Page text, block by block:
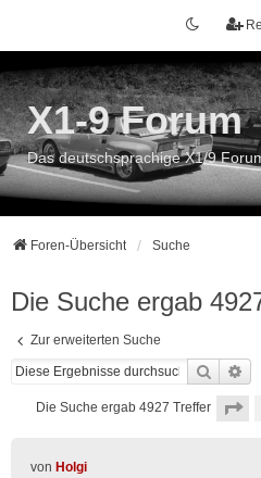
X1-9 Forum
Das deutschsprachige X1/9
Foren-Übersicht Suche
Die Suche ergab
Zur erweiterten Suche
Suche
Die Suche ergab 4927 Treffer
von Holgi